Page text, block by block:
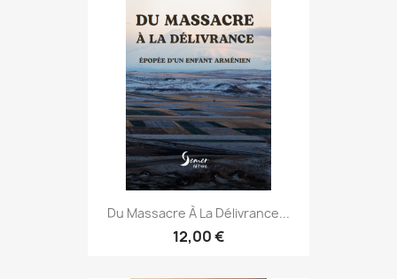
Du Massacre À La Délivrance...
12,00 €